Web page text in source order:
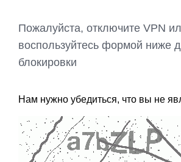
Пожалуйста, отключите VPN
воспользуйтесь формой ниже
блокировки
Нам нужно убедиться, что вы не